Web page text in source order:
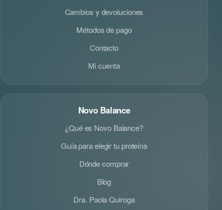
Cambios y devoluciones
Métodos de pago
Contacto
Mi cuenta
Novo Balance
¿Qué es Novo Balance?
Guía para elegir tu proteína
Dónde comprar
Blog
Dra. Paola Quiroga